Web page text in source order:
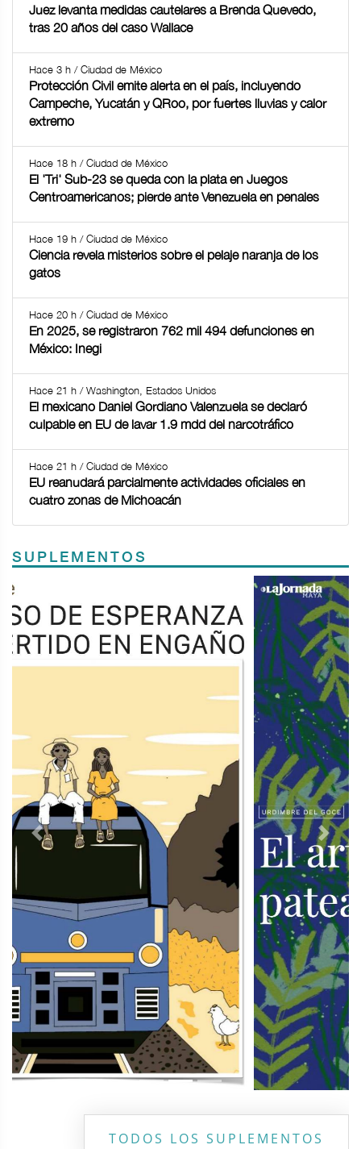
Juez levanta medidas cautelares a Brenda Quevedo,
tras 20 años del caso Wallace
Hace 3 h / Ciudad de México
Protección Civil emite alerta en el país, incluyendo
Campeche, Yucatán y QRoo, por fuertes lluvias y calor
extremo
Hace 18 h / Ciudad de México
El 'Tri' Sub-23 se queda con la plata en Juegos
Centroamericanos; pierde ante Venezuela en penales
Hace 19 h / Ciudad de México
Ciencia revela misterios sobre el pelaje naranja de los
gatos
Hace 20 h / Ciudad de México
En 2025, se registraron 762 mil 494 defunciones en
México: Inegi
Hace 21 h / Washington, Estados Unidos
El mexicano Daniel Gordiano Valenzuela se declaró
culpable en EU de lavar 1.9 mdd del narcotráfico
Hace 21 h / Ciudad de México
EU reanudará parcialmente actividades oficiales en
cuatro zonas de Michoacán
SUPLEMENTOS
Previous Next
TODOS LOS SUPLEMENTOS